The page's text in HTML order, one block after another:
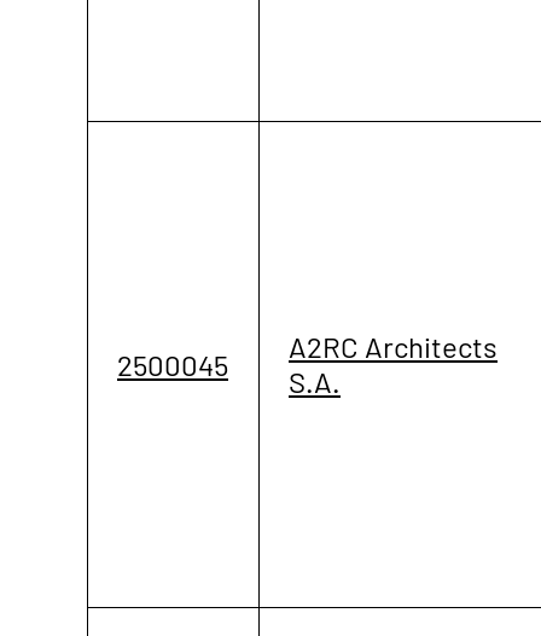
2500045
A2RC Architects
S.A.